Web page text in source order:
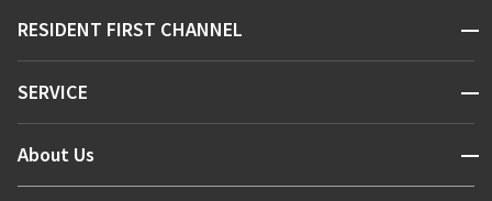
新着情報から探す
新着募集情報
お問い合わせ
RESIDENT FIRST CHANNEL 開閉
マンションレポート
住まいのコラム
SERVICE 開閉
会員ページ
About Us 開閉